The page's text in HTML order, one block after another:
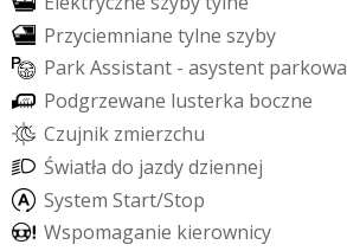
Przyciemniane tylne szyby
ParkAssistant - asystent parkowa
Podgrzewane lusterka boczne
Czujnik zmierzchu
Światła do jazdydziennej
System Start/Stop
Wspomaganie kierownicy